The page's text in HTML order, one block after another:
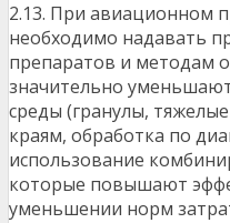
2.13. При авиационном
необходимо надавать
препаратов и методам
значительно
среды (гранулы,
краям, обработка по
использование
которые повышают
уменьшении норм